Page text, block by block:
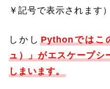
￥記号で表示されます）
しかし Pythonではこ
ュ）」がエスケープシ
しまいます。